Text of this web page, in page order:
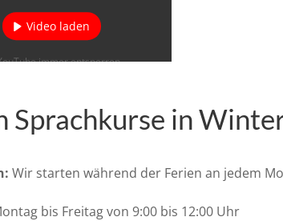
Video laden
immer entsperren
Sprachkurse in
Wir starten während der Ferien an jedem
bis Freitag von 9:00 bis 12:00 Uhr